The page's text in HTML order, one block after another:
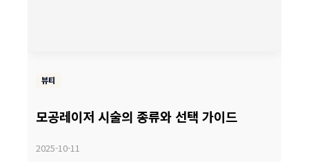
뷰티
모공레이저 시술의 종류와 선택 가이드
2025-10-11